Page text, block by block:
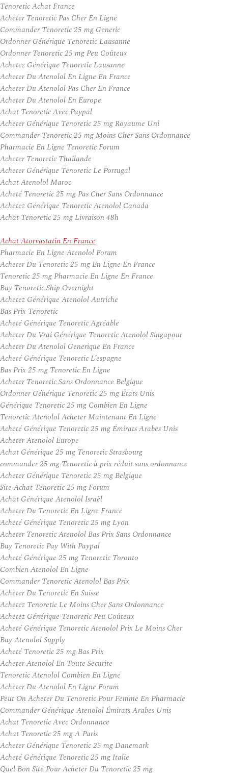
Tenoretic Achat France
Acheter Tenoretic Pas Cher En Ligne
Commander Tenoretic 25 mg Generic
Ordonner Générique Tenoretic Lausanne
Ordonner Tenoretic 25 mg Peu Coûteux
Achetez Générique Tenoretic Lausanne
Acheter Du Atenolol En Ligne En France
Acheter Du Atenolol Pas Cher En France
Acheter Du Atenolol En Europe
Achat Tenoretic Avec Paypal
Acheter Générique Tenoretic 25 mg Royaume Uni
Commander Tenoretic 25 mg Moins Cher Sans Ordonnance
Pharmacie En Ligne Tenoretic Forum
Acheter Tenoretic Thailande
Acheter Générique Tenoretic Le Portugal
Achat Atenolol Maroc
Acheté Tenoretic 25 mg Pas Cher Sans Ordonnance
Achetez Générique Tenoretic Atenolol Canada
Achat Tenoretic 25 mg Livraison 48h
Achat Atorvastatin En France
Pharmacie En Ligne Atenolol Forum
Acheter Du Tenoretic 25 mg En Ligne En France
Tenoretic 25 mg Pharmacie En Ligne En France
Buy Tenoretic Ship Overnight
Achetez Générique Atenolol Autriche
Bas Prix Tenoretic
Acheté Générique Tenoretic Agréable
Acheter Du Vrai Générique Tenoretic Atenolol Singapour
Acheter Du Atenolol Generique En France
Acheté Générique Tenoretic L’espagne
Bas Prix 25 mg Tenoretic En Ligne
Acheter Tenoretic Sans Ordonnance Belgique
Ordonner Générique Tenoretic 25 mg États Unis
Générique Tenoretic 25 mg Combien En Ligne
Tenoretic Atenolol Acheter Maintenant En Ligne
Acheté Générique Tenoretic 25 mg Émirats Arabes Unis
Acheter Atenolol Europe
Achat Générique 25 mg Tenoretic Strasbourg
commander 25 mg Tenoretic à prix réduit sans ordonnance
Acheter Générique Tenoretic 25 mg Belgique
Site Achat Tenoretic 25 mg Forum
Achat Générique Atenolol Israël
Acheter Du Tenoretic En Ligne France
Acheté Générique Tenoretic 25 mg Lyon
Acheter Tenoretic Atenolol Bas Prix Sans Ordonnance
Buy Tenoretic Pay With Paypal
Acheté Générique 25 mg Tenoretic Toronto
Combien Atenolol En Ligne
Commander Tenoretic Atenolol Bas Prix
Acheter Du Tenoretic En Suisse
Achetez Tenoretic Le Moins Cher Sans Ordonnance
Achetez Générique Tenoretic Peu Coûteux
Acheté Générique Tenoretic Atenolol Prix Le Moins Cher
Buy Atenolol Supply
Acheté Tenoretic 25 mg Bas Prix
Acheter Atenolol En Toute Securite
Tenoretic Atenolol Combien En Ligne
Acheter Du Atenolol En Ligne Forum
Peut On Acheter Du Tenoretic Pour Femme En Pharmacie
Commander Générique Atenolol Émirats Arabes Unis
Achat Tenoretic Avec Ordonnance
Achat Tenoretic 25 mg A Paris
Acheter Générique Tenoretic 25 mg Danemark
Acheté Générique Tenoretic 25 mg Italie
Quel Bon Site Pour Acheter Du Tenoretic 25 mg